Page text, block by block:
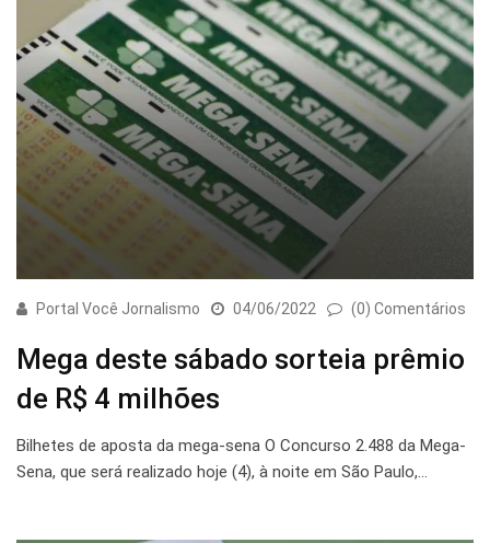
Portal Você Jornalismo 04/06/2022 (0) Comentários
Mega deste sábado sorteia prêmio
de R$ 4 milhões
Bilhetes de aposta da mega-sena O Concurso 2.488 da Mega-
Sena, que será realizado hoje (4), à noite em São Paulo,…